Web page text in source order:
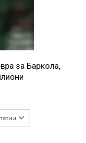
за Баркола,